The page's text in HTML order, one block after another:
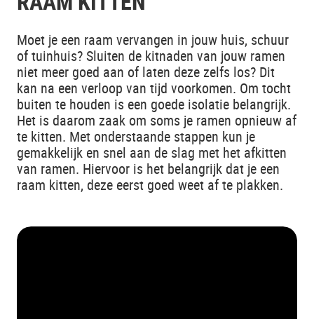
Moet je een raam vervangen in jouw huis, schuur
of tuinhuis? Sluiten de kitnaden van jouw ramen
niet meer goed aan of laten deze zelfs los? Dit
kan na een verloop van tijd voorkomen. Om tocht
buiten te houden is een goede isolatie belangrijk.
Het is daarom zaak om soms je ramen opnieuw af
te kitten. Met onderstaande stappen kun je
gemakkelijk en snel aan de slag met het afkitten
van ramen. Hiervoor is het belangrijk dat je een
raam kitten, deze eerst goed weet af te plakken.